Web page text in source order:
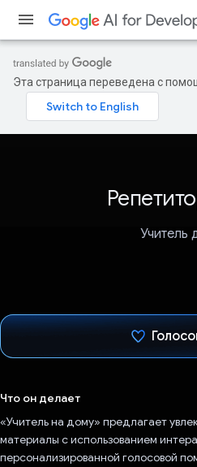
Эта страница переведена с
Учитель
Что он делает
«Учитель на дому» предлагает
материалы с использованием
персонализированной голосовой